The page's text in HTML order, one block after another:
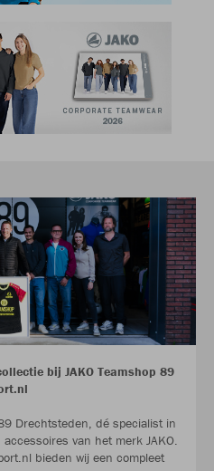
bij JAKO Teamshop 89
Drechtsteden, dé specialist in
van het merk JAKO.
bieden wij een compleet